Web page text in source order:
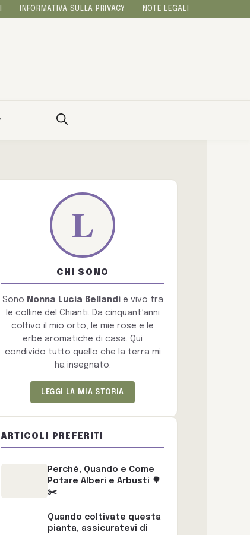
INFORMATIVA SULLA PRIVACY NOTE LEGALI
CHI SONO
Sono Nonna Lucia Bellandie vivo tra
le colline del Chianti. Da cinquant’anni
coltivo il mio orto, le mie rose e le
erbe aromatiche di casa. Qui
condivido tutto quello che la terra mi
ha insegnato.
LEGGI LA MIA STORIA
ARTICOLI PREFERITI
Perché, Quando e Come
Potare Alberi e Arbusti 🌳
✂️
Quando coltivate questa
pianta, assicuratevi di